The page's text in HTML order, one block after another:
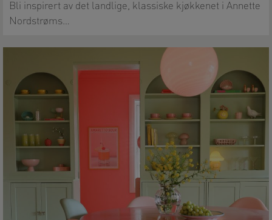
Bli inspirert av det landlige, klassiske kjøkkenet i Annette
Nordstrøms…